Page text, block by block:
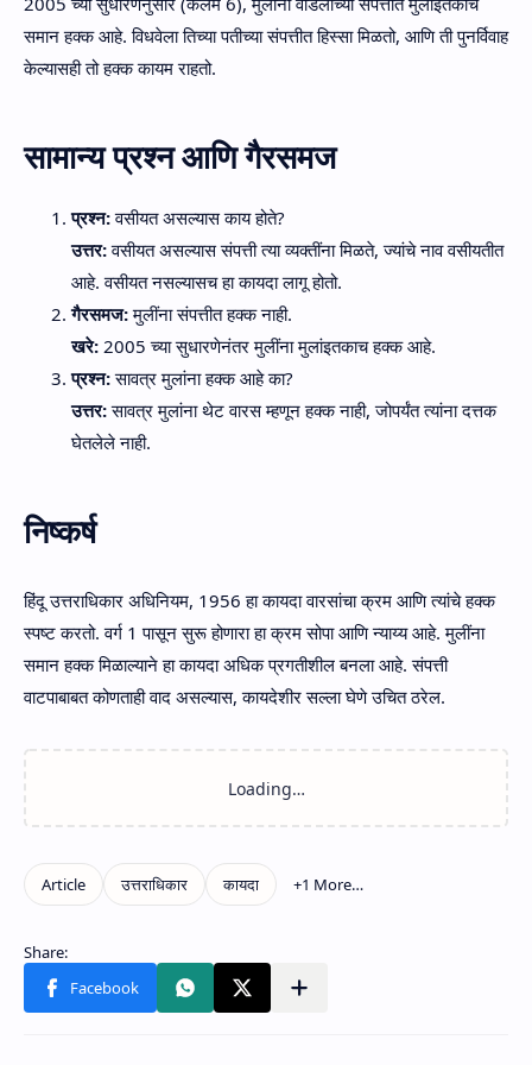
समान हक्क आहे. विधवेला तिच्या पतीच्या संपत्तीत हिस्सा मिळतो, आणि ती पुनर्विवाह
केल्यासही तो हक्क कायम राहतो.
सामान्य प्रश्न आणि गैरसमज
प्रश्न:वसीयत असल्यास काय होते?
उत्तर:वसीयत असल्यास संपत्ती त्या व्यक्तींना मिळते, ज्यांचे नाव वसीयतीत
आहे. वसीयत नसल्यासच हा कायदा लागू होतो.
गैरसमज:मुलींना संपत्तीत हक्क नाही.
खरे: 2005 च्या सुधारणेनंतर मुलींना मुलांइतकाच हक्क आहे.
प्रश्न:सावत्र मुलांना हक्क आहे का?
उत्तर:सावत्र मुलांना थेट वारस म्हणून हक्क नाही, जोपर्यंत त्यांना दत्तक
घेतलेले नाही.
निष्कर्ष
हिंदू उत्तराधिकार अधिनियम, 1956 हा कायदा वारसांचा क्रम आणि त्यांचे हक्क
स्पष्ट करतो. वर्ग 1 पासून सुरू होणारा हा क्रम सोपा आणि न्याय्य आहे. मुलींना
समान हक्क मिळाल्याने हा कायदा अधिक प्रगतीशील बनला आहे. संपत्ती
वाटपाबाबत कोणताही वाद असल्यास, कायदेशीर सल्ला घेणे उचित ठरेल.